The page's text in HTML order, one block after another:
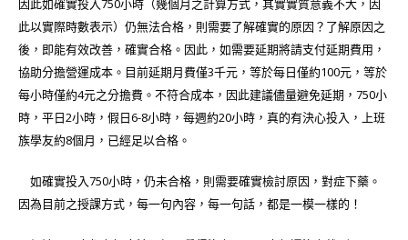
因此如確實投入750小時（幾個月之計算方式，其實實質意義不大，因
此以實際時數表示）仍無法合格，則需要了解確實的原因？了解原因之
後，即能有效改善，確實合格。因此，如需要延期將請支付延期費用，
協助分擔營運成本。目前延期月費僅3千元，等於每日僅約100元，等於
每小時僅約4元之分擔費。不符合成本，因此建議儘量避免延期，750小
時，平日2小時，假日6-8小時，每週約20小時，真的有決心投入，上班
族學友約8個月，已經足以合格。
如確實投入750小時，仍未合格，則需要確實檢討原因，對症下藥。
因為目前之授課方式，每一句內容，每一句話，都是一模一樣的！